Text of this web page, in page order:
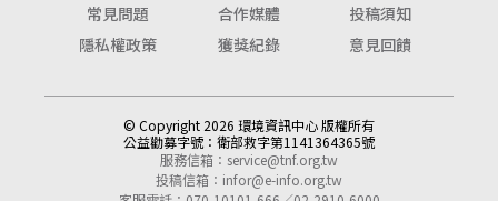
常見問題
合作媒體
投稿須知
隱私權政策
獲獎紀錄 意見回饋
© Copyright 2026 環境資訊中心 版權所有
公益勸募字號： 衛部救字第1141364365號
服務信箱： service@tnf.org.tw
投稿信箱： infor@e-info.org.tw